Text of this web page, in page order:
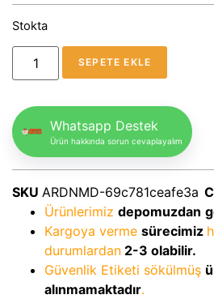
Stokta
SEPETE EKLE
Whatsapp Destek
Ürün hakkında sorun cevaplayalım
SKU ARDNMD-69c781ceafe3a
Ürünlerimiz depomuzdan
Kargoya verme sürecimiz
durumlardan 2-3 olabilir.
Güvenlik Etiketi sökülmüş
alınmamaktadır.